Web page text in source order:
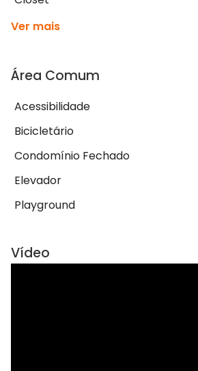
Ver mais
Área Comum
Acessibilidade
Bicicletário
Condomínio Fechado
Elevador
Playground
Vídeo